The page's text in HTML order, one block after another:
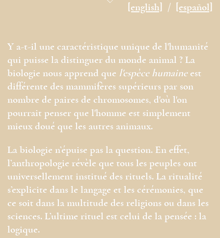
[english] [español]
Y a-t-il une caractéristique unique de l'humanité
qui puisse la distinguer du monde animal ? La
biologie nous apprend que l'espèce humaineest
différente des mammifères supérieurs par son
nombre de paires de chromosomes, d'où l'on
pourrait penser que l'homme est simplement
mieux doué que les autres animaux.
La biologie n’épuise pas la question. En effet,
l’anthropologie révèle que tous les peuples ont
universellement institué des rituels. La ritualité
s’explicite dans le langage et les cérémonies, que
ce soit dans la multitude des religions ou dans les
sciences. L’ultime rituel est celui de la pensée : la
logique.